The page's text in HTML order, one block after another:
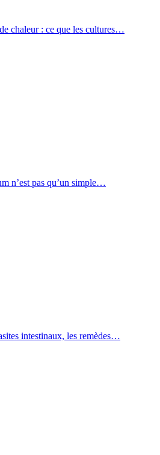
chaleur : ce que les cultures…
n’est pas qu’un simple…
intestinaux, les remèdes…